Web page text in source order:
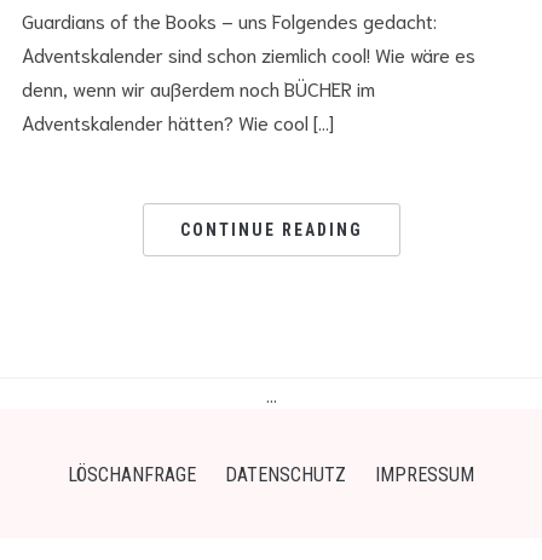
Guardians of the Books – uns Folgendes gedacht:
Adventskalender sind schon ziemlich cool! Wie wäre es
denn, wenn wir außerdem noch BÜCHER im
Adventskalender hätten? Wie cool […]
CONTINUE READING
LÖSCHANFRAGE DATENSCHUTZ IMPRESSUM